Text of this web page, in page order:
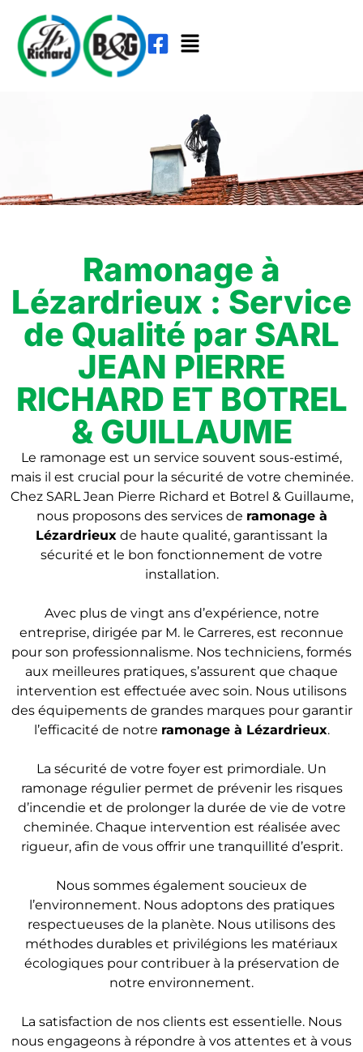
Ramonage à
Lézardrieux : Service
de Qualité par SARL
JEAN PIERRE
RICHARD ET BOTREL
& GUILLAUME
Le ramonage est un service souvent sous-estimé,
mais il est crucial pour la sécurité de votre cheminée.
Chez SARL Jean Pierre Richard et Botrel & Guillaume,
nous proposons des services de ramonage à
Lézardrieux de haute qualité, garantissant la
sécurité et le bon fonctionnement de votre
installation.
Avec plus de vingt ans d’expérience, notre
entreprise, dirigée par M. le Carreres, est reconnue
pour son professionnalisme. Nos techniciens, formés
aux meilleures pratiques, s’assurent que chaque
intervention est effectuée avec soin. Nous utilisons
des équipements de grandes marques pour garantir
l’efficacité de notre ramonageà Lézardrieux.
La sécurité de votre foyer est primordiale. Un
ramonage régulier permet de prévenir les risques
d’incendie et de prolonger la durée de vie de votre
cheminée. Chaque intervention est réalisée avec
rigueur, afin de vous offrir une tranquillité d’esprit.
Nous sommes également soucieux de
l’environnement. Nous adoptons des pratiques
respectueuses de la planète. Nous utilisons des
méthodes durables et privilégions les matériaux
écologiques pour contribuer à la préservation de
notre environnement.
La satisfaction de nos clients est essentielle. Nous
nous engageons à répondre à vos attentes et à vous